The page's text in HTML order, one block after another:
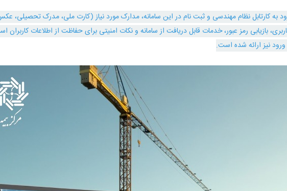
به کارتابل نظام مهندسی و ثبت‌ نام در این سامانه، مدارک مورد نیاز (کارت ملی، مدرک تحصیلی،
بازیابی رمز عبور، خدمات قابل دریافت از سامانه و نکات امنیتی برای حفاظت از اطلاعات کاربران
نیز ارائه شده است.